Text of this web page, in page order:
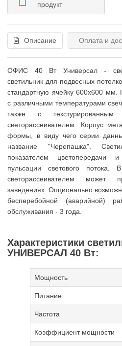
продукт
Описание Оплата и
ОФИС 40 Вт Универсал -
светильник для подвесных
стандартную ячейку 600x600 мм.
с различными температурами
также с
светорассеивателем. Корпус
формы, в виду чего серии
название "Черепашка".
показателем цветопередачи
пульсации светового
светорассеивателем может
заведениях. Опционально
бесперебойной (аварийной)
обслуживания - 3 года.
Характеристики
УНИВЕРСАЛ 40 Вт:
Мощность
Питание
Частота
Коэффициент мощности